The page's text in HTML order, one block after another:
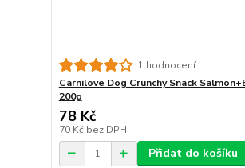
1 hodnocení
Carnilove Dog Crunchy Snack
200g
78 Kč
70 Kč bez DPH
Přidat do košíku